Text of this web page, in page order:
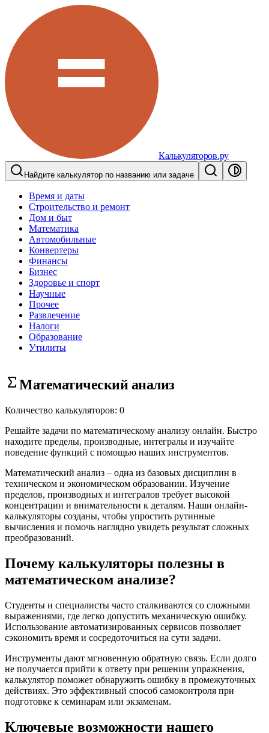
Калькуляторов.ру
Найдите калькулятор по названию или задаче
Время и даты
Строительство и ремонт
Дом и быт
Математика
Автомобильные
Конвертеры
Финансы
Бизнес
Здоровье и спорт
Научные
Прочее
Развлечение
Налоги
Образование
Утилиты
Математический анализ
Количество калькуляторов: 0
Решайте задачи по математическому анализу онлайн. Быстро
находите пределы, производные, интегралы и изучайте
поведение функций с помощью наших инструментов.
Математический анализ – одна из базовых дисциплин в
техническом и экономическом образовании. Изучение
пределов, производных и интегралов требует высокой
концентрации и внимательности к деталям. Наши онлайн-
калькуляторы созданы, чтобы упростить рутинные
вычисления и помочь наглядно увидеть результат сложных
преобразований.
Почему калькуляторы полезны в
математическом анализе?
Студенты и специалисты часто сталкиваются со сложными
выражениями, где легко допустить механическую ошибку.
Использование автоматизированных сервисов позволяет
сэкономить время и сосредоточиться на сути задачи.
Инструменты дают мгновенную обратную связь. Если долго
не получается прийти к ответу при решении упражнения,
калькулятор поможет обнаружить ошибку в промежуточных
действиях. Это эффективный способ самоконтроля при
подготовке к семинарам или экзаменам.
Ключевые возможности нашего